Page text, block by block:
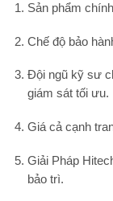
Sản phẩm
Chế độ bảo
Đội ngũ kỹ sư
giám sát tối ưu.
Giá cả cạnh
Giải Pháp
bảo trì.